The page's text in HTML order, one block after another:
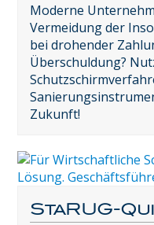
Moderne
Vermeidung der
bei drohender
Überschuldung?
Zukunft!
StaRUG-